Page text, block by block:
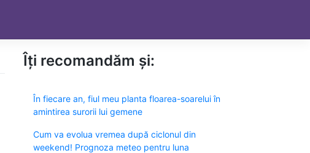
Îți recomandăm și:
În fiecare an, fiul meu planta floarea-soarelui în
amintirea surorii lui gemene
Cum va evolua vremea după ciclonul din
weekend! Prognoza meteo pentru luna